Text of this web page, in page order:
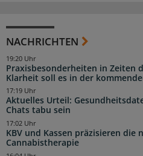
NACHRICHTEN
Praxisbesonderheiten in Zeiten
Klarheit soll es in der
19:20 Uhr
Aktuelles Urteil:
Chats tabu sein
17:19 Uhr
KBV und Kassen präzisieren die
Cannabistherapie
17:02 Uhr